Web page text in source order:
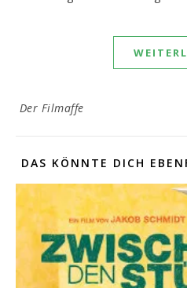
Der Filmaffe
DAS KÖNNTE DICH